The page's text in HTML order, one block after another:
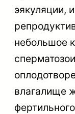
эякуляции,
небольшое
влагалище